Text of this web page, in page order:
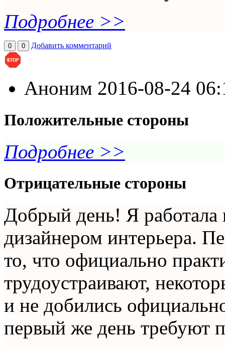
Подробнее >>
0 0 Добавить комментарий
Аноним 2016-08-24
Положительные стороны
Подробнее >>
Отрицательные стороны
Добрый день! Я
дизайнером интерьера.
то, что официально
трудоустраивают,
и не добились
первый же день требуют